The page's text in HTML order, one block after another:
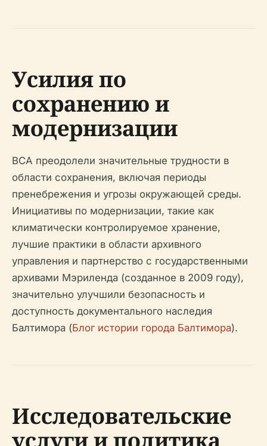
Усилия по
сохранению и
модернизации
BCA преодолели значительные трудности в
области сохранения, включая периоды
пренебрежения и угрозы окружающей среды.
Инициативы по модернизации, такие как
климатически контролируемое хранение,
лучшие практики в области архивного
управления и партнерство с государственными
архивами Мэриленда (созданное в 2009 году),
значительно улучшили безопасность и
доступность документального наследия
Балтимора (Блог истории города Балтимора).
Исследовательские